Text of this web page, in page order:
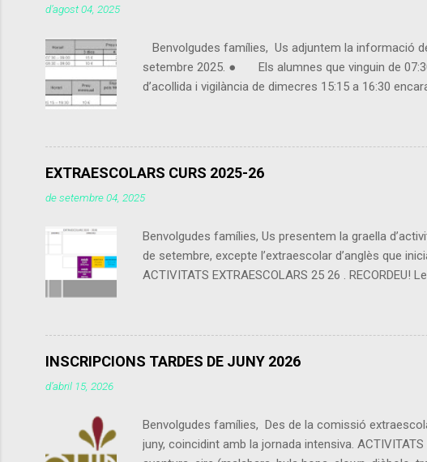
d’agost 04, 2025
Benvolgudes famílies, Us adjuntem la informació
setembre 2025. ● Els alumnes que vinguin de
d’acollida i vigilància de dimecres 15:15 a 16:30
EXTRAESCOLARS CURS 2025-26
de setembre 04, 2025
Benvolgudes famílies, Us presentem la graella
de setembre, excepte l’extraescolar d’anglès que
ACTIVITATS EXTRAESCOLARS 25 26 .
l’empresa. A les activitats de tarda (Anglès els
final de cada trimestre (encara que les quotes
INSCRIPCIONS TARDES DE JUNY 2026
d’abril 15, 2026
Benvolgudes famílies, Des de la comissió
juny, coincidint amb la jornada intensiva.